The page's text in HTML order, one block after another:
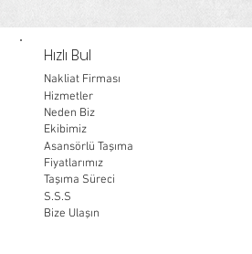
Hızlı Bul
Nakliat Firması
Hizmetler
Neden Biz
Ekibimiz
Asansörlü Taşıma
Fiyatlarımız
Taşıma Süreci
S.S.S
Bize Ulaşın